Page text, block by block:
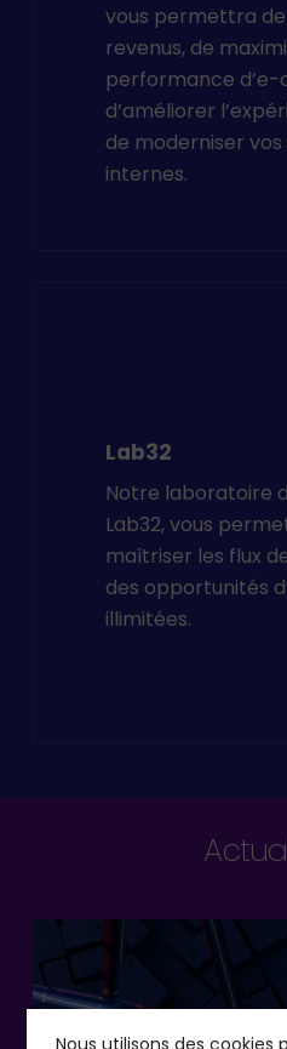
vous permettra
revenus, de
performance
d’améliorer
de moderniser
internes.
Lab32
Notre laboratoire
Lab32, vous
maîtriser les flux
des opportunités
illimitées.
Nous utilisons des cookies